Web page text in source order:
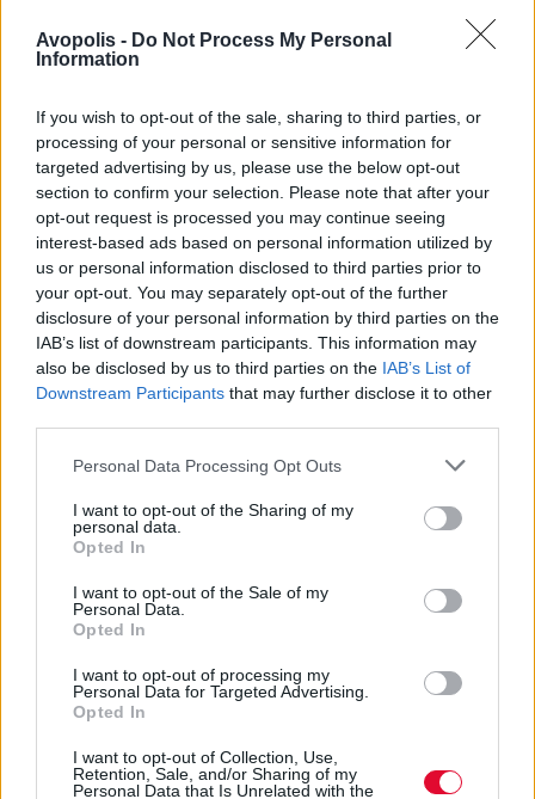
Avopolis - Do Not Process My Personal
Information
If you wish to opt-out of the sale, sharing to third parties, or
processing of your personal or sensitive information for
targeted advertising by us, please use the below opt-out
section to confirm your selection. Please note that after your
opt-out request is processed you may continue seeing
interest-based ads based on personal information utilized by
us or personal information disclosed to third parties prior to
your opt-out. You may separately opt-out of the further
disclosure of your personal information by third parties on the
IAB’s list of downstream participants. This information may
also be disclosed by us to third parties on the IAB’s List of
Downstream Participants that may further disclose it to other
Personal Data Processing Opt Outs
I want to opt-out of the Sharing of my
personal data.
Opted In
I want to opt-out of the Sale of my
Personal Data.
Opted In
I want to opt-out of processing my
Personal Data for Targeted Advertising.
Opted In
I want to opt-out of Collection, Use,
Retention, Sale, and/or Sharing of my
Personal Data that Is Unrelated with the
https://www.youtube.com/watch?
v=Jjq6e1LJHxw
Previous Article Next Article
Ακολούθησε το Avopolis Network στο
Google News
MOOD OF THE DAY